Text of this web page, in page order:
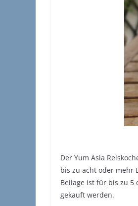
Der Yum Asia
bis zu acht oder mehr
Beilage ist für bis zu 5
gekauft werden.